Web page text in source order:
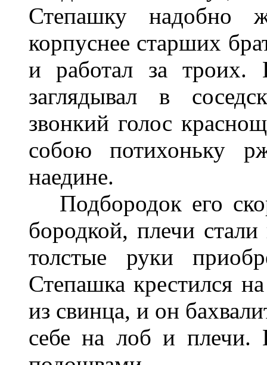
Степашку надобно
корпуснее старших
и работал за троих.
заглядывал в
звонкий голос
собою потихоньку
наедине.
Подбородок его
бородкой, плечи
толстые руки
Степашка крестился
из свинца, и он
себе на лоб и плечи.